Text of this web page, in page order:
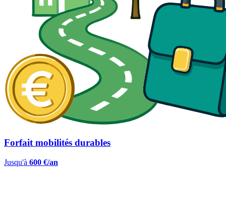
Forfait mobilités durables
Jusqu'à 600 €/an